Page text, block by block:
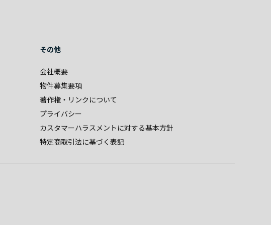
その他
会社概要
物件募集要項
著作権・リンクについて
プライバシー
カスタマーハラスメントに対する基本方針
特定商取引法に基づく表記